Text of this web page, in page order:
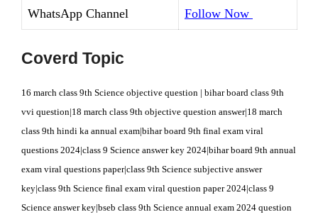
WhatsApp Channel Follow Now
Coverd Topic
16 march class 9th Science objective question | bihar board class 9th
vvi question|18 march class 9th objective question answer|18 march
class 9th hindi ka annual exam|bihar board 9th final exam viral
questions 2024|class 9 Science answer key 2024|bihar board 9th annual
exam viral questions paper|class 9th Science subjective answer
key|class 9th Science final exam viral question paper 2024|class 9
Science answer key|bseb class 9th Science annual exam 2024 question